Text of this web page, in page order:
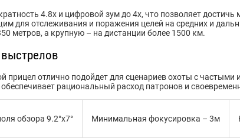
4.8х и цифровой зум до 4х, что позволяет
для отслеживания и поражения целей на средних и
метров, а крупную – на дистанции более 1500 км.
прицел отлично подойдет для сценариев охоты с
рациональный расход патронов и
обзора 9.2°x7° Минимальная фокусировка – 3м